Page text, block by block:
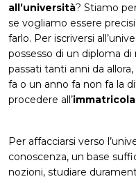
all’università? Stiamo
se vogliamo essere
farlo. Per iscriversi
possesso di un diploma
passati tanti anni da
fa o un anno fa non fa la
procedere all’
Per affacciarsi verso
conoscenza, un base
nozioni, studiare